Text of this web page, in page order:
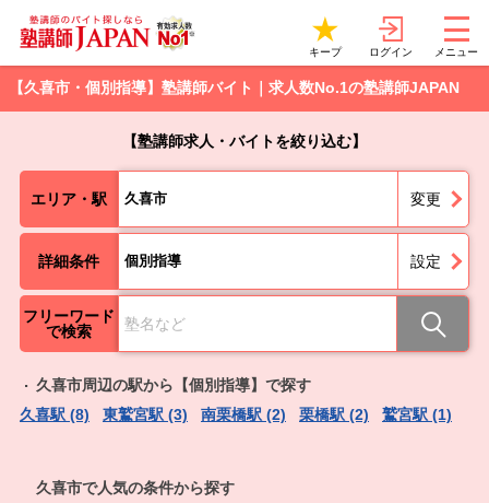
キープ ログイン メニュー
【久喜市・個別指導】塾講師バイト｜求人数No.1の塾講師JAPAN
【塾講師求人・バイトを絞り込む】
エリア・駅 久喜市 変更
詳細条件 個別指導 設定
フリーワード
で検索
久喜市周辺の駅から【個別指導】で探す
久喜駅 (8)
東鷲宮駅 (3) 南栗橋駅 (2) 栗橋駅 (2) 鷲宮駅 (1)
久喜市で人気の条件から探す